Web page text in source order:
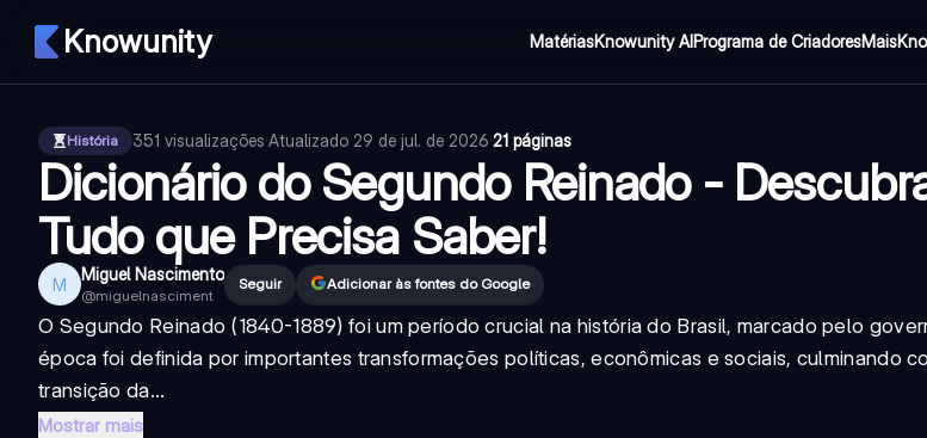
Knowunity MatériasKnowunity AIPrograma de CriadoresMais
História 351 visualizações·Atualizado 29 de jul. de 2026·21 páginas
Dicionário do Segundo Reinado -
Tudo que Precisa Saber!
M Miguel Nascimento
@miguelnasciment
Seguir Adicionar às fontes do Google
O Segundo Reinado (1840-1889) foi um período crucial na história do Brasil, marcado pelo
época foi definida por importantes transformações políticas, econômicas e sociais, culminando
transição da...
Mostrar mais